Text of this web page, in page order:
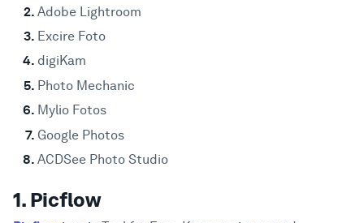
Adobe Lightroom
Excire Foto
digiKam
Photo Mechanic
Mylio Fotos
Google Photos
ACDSee Photo Studio
1. Picflow